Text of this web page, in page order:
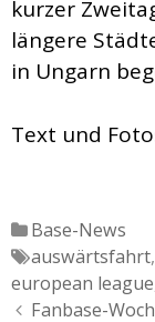
kurzer
längere
in Ungarn
Text und
Katgeorien
Base-News
Tags
auswärtsfahrt,
european league
Artikel-
Fanbase-